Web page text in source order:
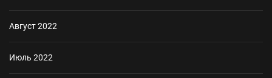
Август 2022
Июль 2022